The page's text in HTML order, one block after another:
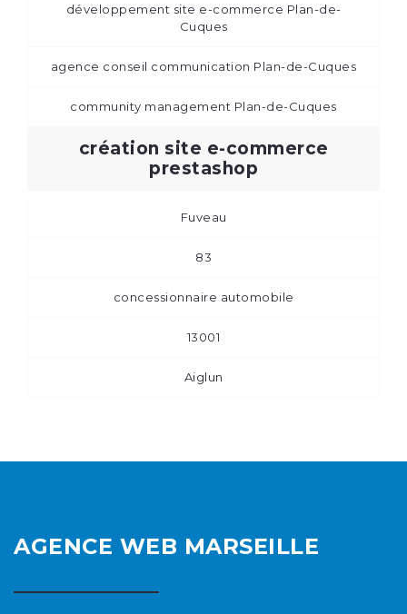
développement site e-commerce Plan-de-
Cuques
agence conseil communication Plan-de-Cuques
community management Plan-de-Cuques
création site e-commerce
prestashop
Fuveau
83
concessionnaire automobile
13001
Aiglun
AGENCE WEB MARSEILLE